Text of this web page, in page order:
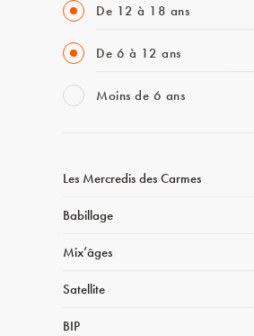
De 12 à 18 ans
De 6 à 12 ans
Moins de 6 ans
Les Mercredis des Carmes
Babillage
Mix’âges
Satellite
BIP